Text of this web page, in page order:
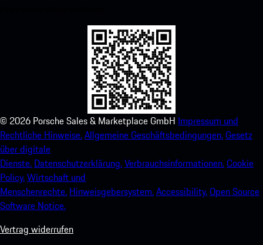
© 2026 Porsche Sales & Marketplace GmbH Impressum und
Rechtliche Hinweise.Allgemeine Geschäftsbedingungen.Gesetz
über digitale
Dienste. Datenschutzerklärung.Verbrauchsinformationen.Cookie
Policy.Wirtschaft und
Menschenrechte. Hinweisgebersystem.Accessibility.Open Source
Software Notice.
Vertrag widerrufen